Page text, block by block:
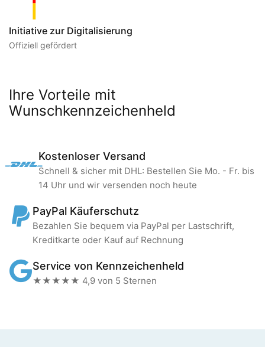
Initiative zur Digitalisierung
Offiziell gefördert
Ihre Vorteile mit
Wunschkennzeichenheld
Kostenloser Versand
Schnell & sicher mit DHL: Bestellen Sie Mo. - Fr. bis
14 Uhr und wir versenden noch heute
PayPal Käuferschutz
Bezahlen Sie bequem via PayPal per Lastschrift,
Kreditkarte oder Kauf auf Rechnung
Service von Kennzeichenheld
★★★★★ 4,9 von 5 Sternen